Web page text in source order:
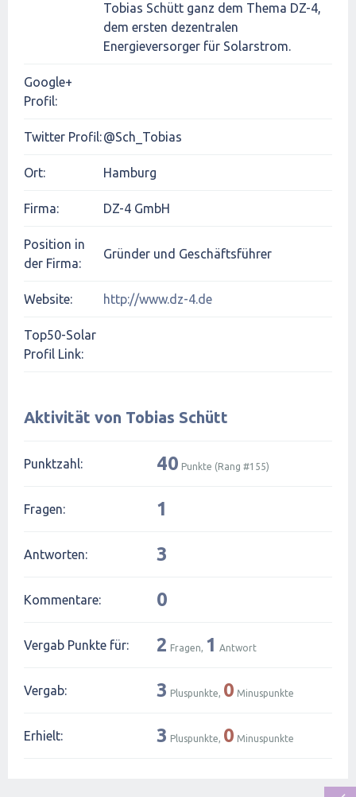
Tobias Schütt ganz dem Thema DZ-4,
dem ersten dezentralen
Energieversorger für Solarstrom.
Google+
Profil:
Twitter Profil:@Sch_Tobias
Ort: Hamburg
Firma: DZ-4 GmbH
Position in
der Firma:
Gründer und Geschäftsführer
Website: http://www.dz-4.de
Top50-Solar
Profil Link:
Aktivität von Tobias Schütt
Punktzahl: 40 Punkte (Rang #155)
Fragen: 1
Antworten: 3
Kommentare: 0
Vergab Punkte für: 2 Fragen, 1 Antwort
Vergab: 3 Pluspunkte, 0 Minuspunkte
Erhielt: 3 Pluspunkte, 0 Minuspunkte